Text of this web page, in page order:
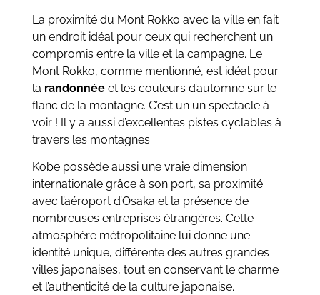
La proximité du Mont Rokko avec la ville en fait
un endroit idéal pour ceux qui recherchent un
compromis entre la ville et la campagne. Le
Mont Rokko, comme mentionné, est idéal pour
la randonnéeet les couleurs d’automne sur le
flanc de la montagne. C’est un un spectacle à
voir ! Il y a aussi d’excellentes pistes cyclables à
travers les montagnes.
Kobe possède aussi une vraie dimension
internationale grâce à son port, sa proximité
avec l’aéroport d’Osaka et la présence de
nombreuses entreprises étrangères. Cette
atmosphère métropolitaine lui donne une
identité unique, différente des autres grandes
villes japonaises, tout en conservant le charme
et l’authenticité de la culture japonaise.